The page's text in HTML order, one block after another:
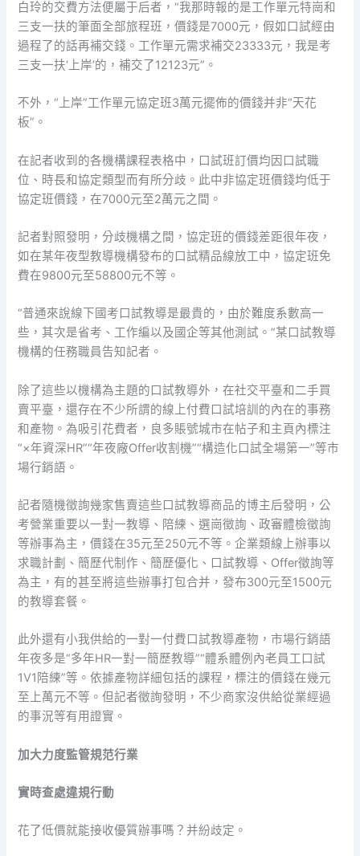
白玲的交費方法便屬于后者，“我那時報的是工作單元特崗和
三支一扶的筆面全部旅程班，價錢是7000元，假如口試經由
過程了的話再補交錢。工作單元需求補交23333元，我是考
三支一扶‘上岸’的，補交了12123元”。
不外，“上岸”工作單元協定班3萬元擺佈的價錢并非“天花
板”。
在記者收到的各機構課程表格中，口試班訂價均因口試職
位、時長和協定類型而有所分歧。此中非協定班價錢均低于
協定班價錢，在7000元至2萬元之間。
記者對照發明，分歧機構之間，協定班的價錢差距很年夜，
如在某年夜型教導機構發布的口試精品線放工中，協定班免
費在9800元至58800元不等。
“普通來說線下國考口試教導是最貴的，由於難度系數高一
些，其次是省考、工作編以及國企等其他測試。”某口試教導
機構的任務職員告知記者。
除了這些以機構為主題的口試教導外，在社交平臺和二手買
賣平臺，還存在不少所謂的線上付費口試培訓的內在的事務
和產物。為吸引花費者，良多賬號城市在帖子和主頁內標注
“×年資深HR”“年夜廠Offer收割機”“構造化口試全場第一”等市
場行銷語。
記者隨機徵詢幾家售賣這些口試教導商品的博主后發明，公
考營業重要以一對一教導、陪練、選崗徵詢、政審體檢徵詢
等辦事為主，價錢在35元至250元不等。企業類線上辦事以
求職計劃、簡歷代制作、簡歷優化、口試教導、Offer徵詢等
為主，有的甚至將這些辦事打包合并，發布300元至1500元
的教導套餐。
此外還有小我供給的一對一付費口試教導產物，市場行銷語
年夜多是“多年HR一對一簡歷教導”“體系體例內老員工口試
1V1陪練”等。依據產物詳細包括的課程，標注的價錢在幾元
至上萬元不等。但記者徵詢發明，不少商家沒供給從業經過
的事況等有用證實。
加大力度監管規范行業
實時查處違規行動
花了低價就能接收優質辦事嗎？并紛歧定。